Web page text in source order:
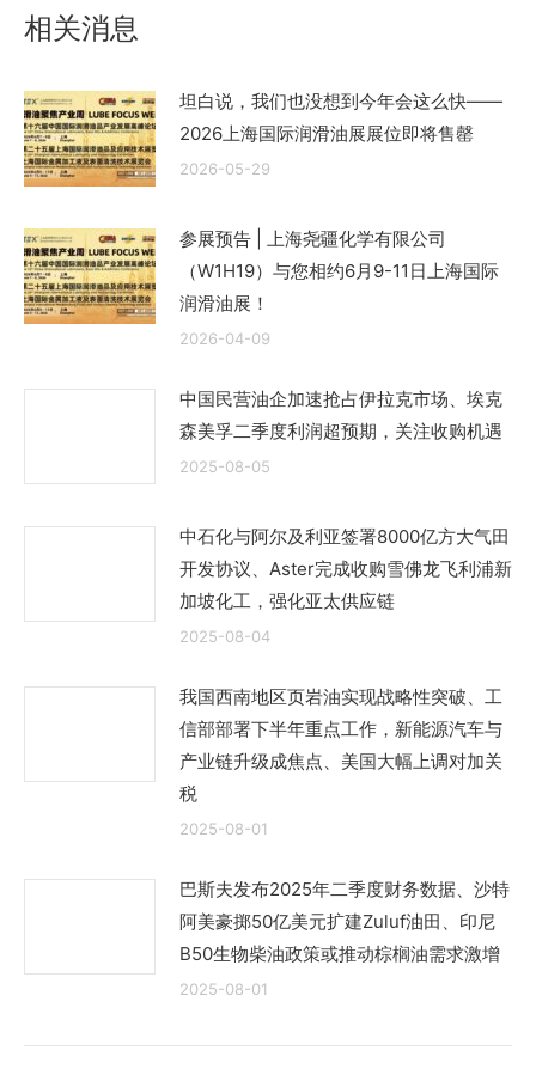
相关消息
坦白说，我们也没想到今年会这么快——
2026上海国际润滑油展展位即将售罄
2026-05-29
参展预告 | 上海尧疆化学有限公司
（W1H19）与您相约6月9-11日上海国际
润滑油展！
2026-04-09
中国民营油企加速抢占伊拉克市场、埃克
森美孚二季度利润超预期，关注收购机遇
2025-08-05
中石化与阿尔及利亚签署8000亿方大气田
开发协议、Aster完成收购雪佛龙飞利浦新
加坡化工，强化亚太供应链
2025-08-04
我国西南地区页岩油实现战略性突破、工
信部部署下半年重点工作，新能源汽车与
产业链升级成焦点、美国大幅上调对加关
税
2025-08-01
巴斯夫发布2025年二季度财务数据、沙特
阿美豪掷50亿美元扩建Zuluf油田、印尼
B50生物柴油政策或推动棕榈油需求激增
2025-08-01